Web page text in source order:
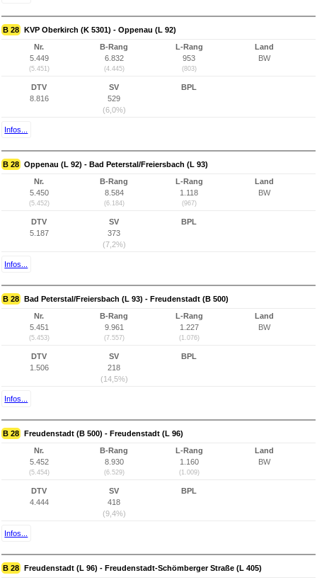
B 28 KVP Oberkirch (K 5301) - Oppenau (L 92)
Nr.
5.449
(5.451)
B-Rang
6.832
(4.445)
L-Rang
953
(803)
Land
BW
DTV
8.816
SV
529
(6,0%)
BPL
Infos...
B 28 Oppenau (L 92) - Bad Peterstal/Freiersbach (L 93)
Nr.
5.450
(5.452)
B-Rang
8.584
(6.184)
L-Rang
1.118
(967)
Land
BW
DTV
5.187
SV
373
(7,2%)
BPL
Infos...
B 28 Bad Peterstal/Freiersbach (L 93) - Freudenstadt (B 500)
Nr.
5.451
(5.453)
B-Rang
9.961
(7.557)
L-Rang
1.227
(1.076)
Land
BW
DTV
1.506
SV
218
(14,5%)
BPL
Infos...
B 28 Freudenstadt (B 500) - Freudenstadt (L 96)
Nr.
5.452
(5.454)
B-Rang
8.930
(6.529)
L-Rang
1.160
(1.009)
Land
BW
DTV
4.444
SV
418
(9,4%)
BPL
Infos...
B 28 Freudenstadt (L 96) - Freudenstadt-Schömberger Straße (L 405)